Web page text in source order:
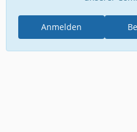
Anmelden